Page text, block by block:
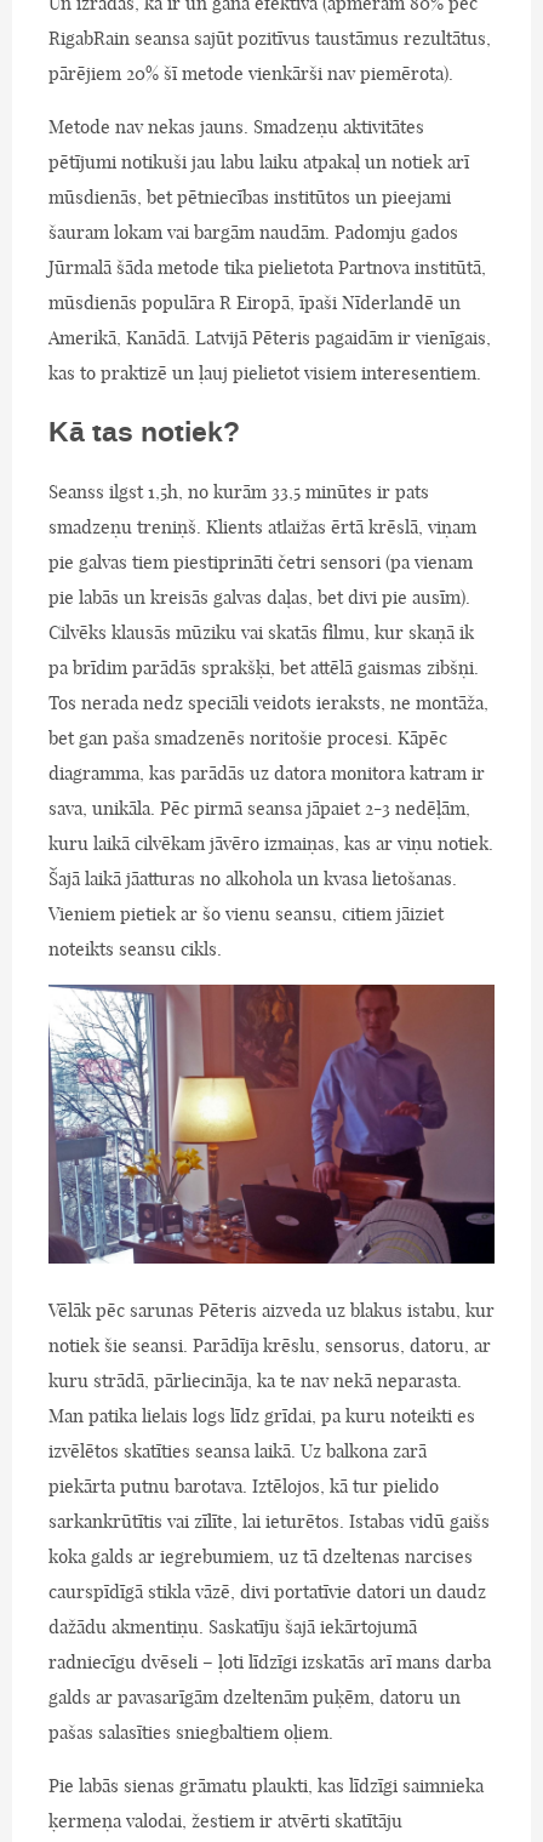
RigabRain seansa sajūt pozitīvus taustāmus rezultātus,
pārējiem 20% šī metode vienkārši nav piemērota).
Metode nav nekas jauns. Smadzeņu aktivitātes
pētījumi notikuši jau labu laiku atpakaļ un notiek arī
mūsdienās, bet pētniecības institūtos un pieejami
šauram lokam vai bargām naudām. Padomju gados
Jūrmalā šāda metode tika pielietota Partnova institūtā,
mūsdienās populāra R Eiropā, īpaši Nīderlandē un
Amerikā, Kanādā. Latvijā Pēteris pagaidām ir vienīgais,
kas to praktizē un ļauj pielietot visiem interesentiem.
Kā tas notiek?
Seanss ilgst 1,5h, no kurām 33,5 minūtes ir pats
smadzeņu treniņš. Klients atlaižas ērtā krēslā, viņam
pie galvas tiem piestiprināti četri sensori (pa vienam
pie labās un kreisās galvas daļas, bet divi pie ausīm).
Cilvēks klausās mūziku vai skatās filmu, kur skaņā ik
pa brīdim parādās sprakšķi, bet attēlā gaismas zibšņi.
Tos nerada nedz speciāli veidots ieraksts, ne montāža,
bet gan paša smadzenēs noritošie procesi. Kāpēc
diagramma, kas parādās uz datora monitora katram ir
sava, unikāla. Pēc pirmā seansa jāpaiet 2-3 nedēļām,
kuru laikā cilvēkam jāvēro izmaiņas, kas ar viņu notiek.
Šajā laikā jāatturas no alkohola un kvasa lietošanas.
Vieniem pietiek ar šo vienu seansu, citiem jāiziet
noteikts seansu cikls.
Vēlāk pēc sarunas Pēteris aizveda uz blakus istabu, kur
notiek šie seansi. Parādīja krēslu, sensorus, datoru, ar
kuru strādā, pārliecināja, ka te nav nekā neparasta.
Man patika lielais logs līdz grīdai, pa kuru noteikti es
izvēlētos skatīties seansa laikā. Uz balkona zarā
piekārta putnu barotava. Iztēlojos, kā tur pielido
sarkankrūtītis vai zīlīte, lai ieturētos. Istabas vidū gaišs
koka galds ar iegrebumiem, uz tā dzeltenas narcises
caurspīdīgā stikla vāzē, divi portatīvie datori un daudz
dažādu akmentiņu. Saskatīju šajā iekārtojumā
radniecīgu dvēseli – ļoti līdzīgi izskatās arī mans darba
galds ar pavasarīgām dzeltenām puķēm, datoru un
pašas salasīties sniegbaltiem oļiem.
Pie labās sienas grāmatu plaukti, kas līdzīgi saimnieka
ķermeņa valodai, žestiem ir atvērti skatītāju